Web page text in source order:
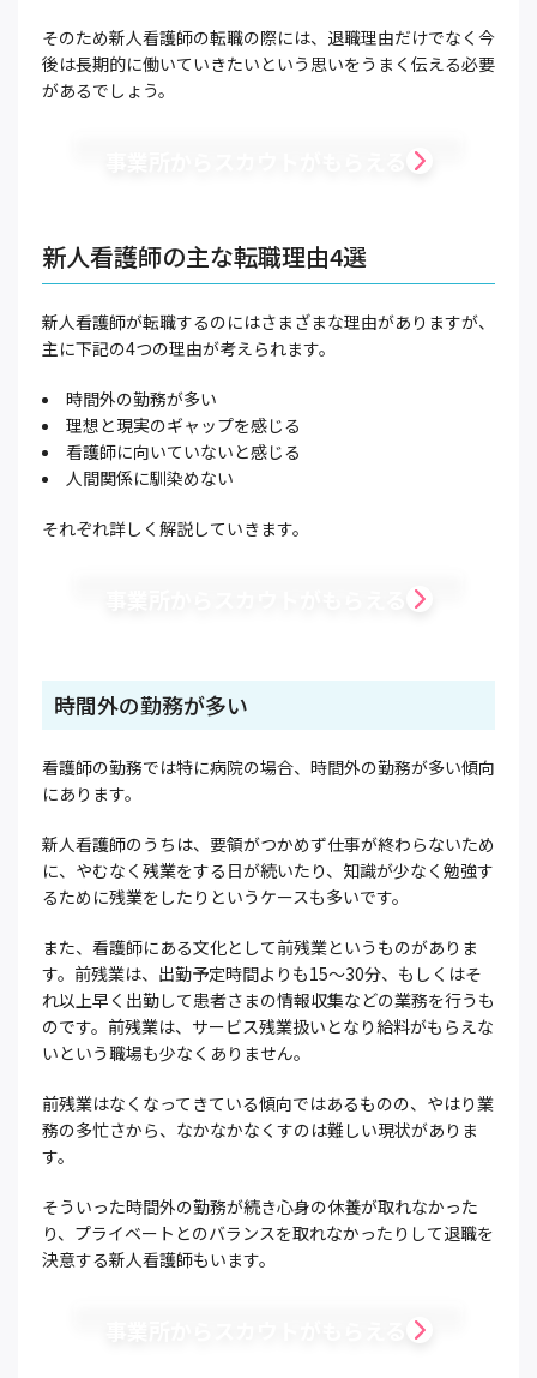
そのため新人看護師の転職の際には、退職理由だけでなく今
後は長期的に働いていきたいという思いをうまく伝える必要
があるでしょう。
新人看護師の主な転職理由4選
新人看護師が転職するのにはさまざまな理由がありますが、
主に下記の4つの理由が考えられます。
時間外の勤務が多い
理想と現実のギャップを感じる
看護師に向いていないと感じる
人間関係に馴染めない
それぞれ詳しく解説していきます。
時間外の勤務が多い
看護師の勤務では特に病院の場合、時間外の勤務が多い傾向
にあります。
新人看護師のうちは、要領がつかめず仕事が終わらないため
に、やむなく残業をする日が続いたり、知識が少なく勉強す
るために残業をしたりというケースも多いです。
また、看護師にある文化として前残業というものがありま
す。前残業は、出勤予定時間よりも15〜30分、もしくはそ
れ以上早く出勤して患者さまの情報収集などの業務を行うも
のです。前残業は、サービス残業扱いとなり給料がもらえな
いという職場も少なくありません。
前残業はなくなってきている傾向ではあるものの、やはり業
務の多忙さから、なかなかなくすのは難しい現状がありま
す。
そういった時間外の勤務が続き心身の休養が取れなかった
り、プライベートとのバランスを取れなかったりして退職を
決意する新人看護師もいます。